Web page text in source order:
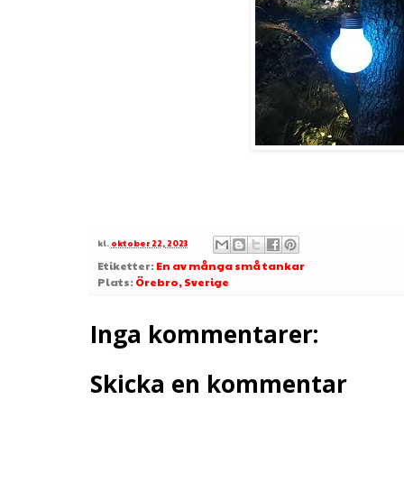
kl. oktober 22, 2023
Etiketter: En av många små tankar
Plats: Örebro, Sverige
Inga kommentarer:
Skicka en kommentar